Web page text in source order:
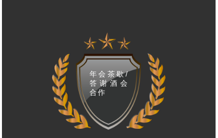
年会茶歇/
答谢酒会
合作